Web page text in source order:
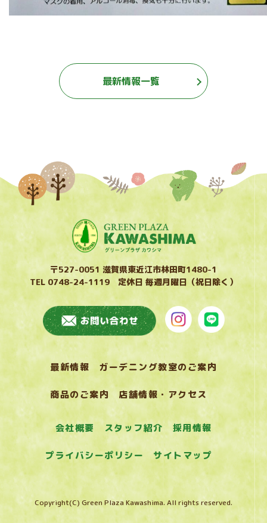
最新情報一覧
〒527-0051 滋賀県東近江市林田町1480-1
TEL 0748-24-1119 定休日 毎週月曜日（祝日除く）
最新情報 ガーデニング教室のご案内
商品のご案内 店舗情報・アクセス
会社概要 スタッフ紹介 採用情報
プライバシーポリシー サイトマップ
Copyright(C) Green Plaza Kawashima. All rights reserved.